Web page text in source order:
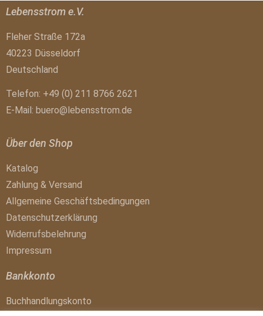
Lebensstrom e.V.
Fleher Straße 172a
40223 Düsseldorf
Deutschland
Telefon: +49 (0) 211 8766 2621
E-Mail: buero@lebensstrom.de
Über den Shop
Katalog
Zahlung & Versand
Allgemeine Geschäftsbedingungen
Datenschutzerklärung
Widerrufsbelehrung
Impressum
Bankkonto
Buchhandlungskonto